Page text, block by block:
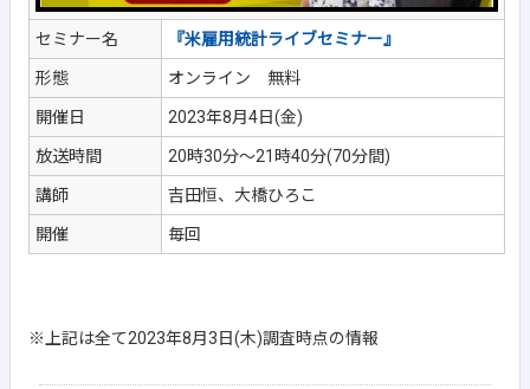
セミナー名 『米雇用統計ライブセミナー』
形態 オンライン 無料
開催日 2023年8月4日(金)
放送時間 20時30分～21時40分(70分間)
講師 吉田恒、大橋ひろこ
開催 毎回
※上記は全て2023年8月3日(木)調査時点の情報